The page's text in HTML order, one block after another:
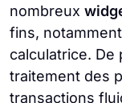
nombreux
fins,
calculatrice. De
traitement des
transactions